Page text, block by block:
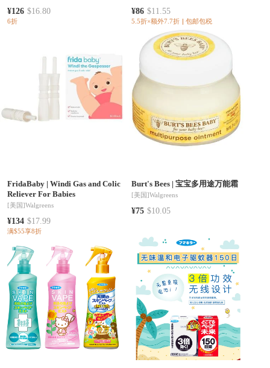
¥126 $16.80
6折
¥86 $11.55
5.5折×额外7.7折 包邮包税
FridaBaby| Windi Gas and Colic
Reliever For Babies
[美国]Walgreens
¥134 $17.99
满$55享8折
Burt's Bees |宝宝多用途万能霜
[美国]Walgreens
¥75 $10.05